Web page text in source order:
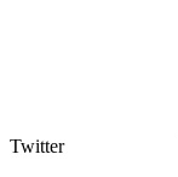
Twitter